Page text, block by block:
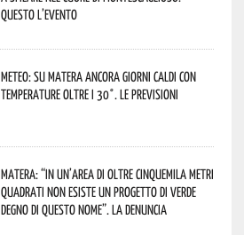
Questo l’evento
Meteo: su Matera ancora giorni caldi con
temperature oltre i 30°. Le previsioni
Matera: “In un’area di oltre cinquemila metri
quadrati non esiste un progetto di verde
degno di questo nome”. La denuncia